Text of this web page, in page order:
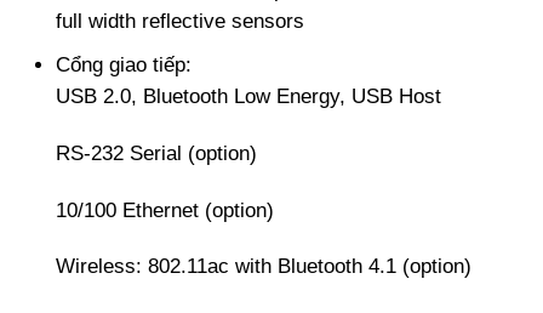
full width reflective sensors
Cổng giao tiếp:
USB 2.0, Bluetooth Low Energy, USB Host
RS-232 Serial (option)
10/100 Ethernet (option)
Wireless: 802.11ac with Bluetooth 4.1 (option)